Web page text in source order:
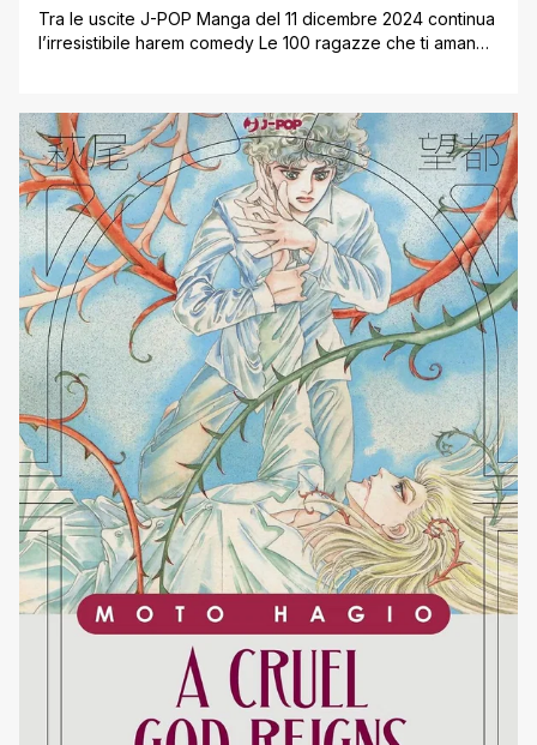
Tra le uscite J-POP Manga del 11 dicembre 2024 continua
l’irresistibile harem comedy Le 100 ragazze che ti amano
Dio dell’Amore di essere destinato a incontrare non solo
una ma ben cento anime gemelle (e di [']